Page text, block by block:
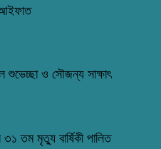
শুভেচ্ছা ও সৌজন্য সাক্ষাৎ
তম মৃত্যু বার্ষিকী পালিত